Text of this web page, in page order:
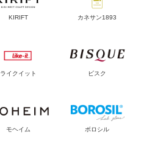
KIRIFT カネサン1893
ライクイット ビスク
モヘイム ボロシル